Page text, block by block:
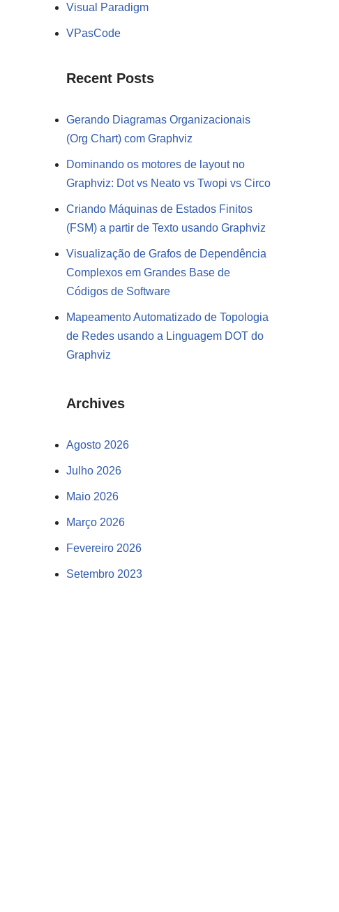
Visual Paradigm
VPasCode
Recent Posts
Gerando Diagramas Organizacionais
(Org Chart) com Graphviz
Dominando os motores de layout no
Graphviz: Dot vs Neato vs Twopi vs Circo
Criando Máquinas de Estados Finitos
(FSM) a partir de Texto usando Graphviz
Visualização de Grafos de Dependência
Complexos em Grandes Base de
Códigos de Software
Mapeamento Automatizado de Topologia
de Redes usando a Linguagem DOT do
Graphviz
Archives
Agosto 2026
Julho 2026
Maio 2026
Março 2026
Fevereiro 2026
Setembro 2023